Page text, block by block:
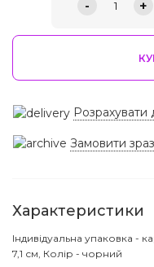
- 1 +
Розрахувати
Замовити
Характеристики
Індивідуальна упаковка -
7,1 см, Колір - чорний